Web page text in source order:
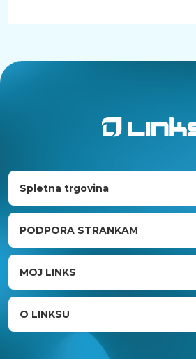
Spletna trgovina
PODPORA STRANKAM
MOJ LINKS
O LINKSU